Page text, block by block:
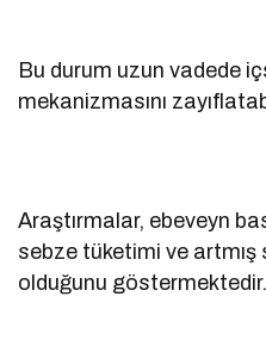
Bu durum uzun vadede
mekanizmasını
Araştırmalar, ebeveyn
sebze tüketimi ve artmış
olduğunu göstermektedir.